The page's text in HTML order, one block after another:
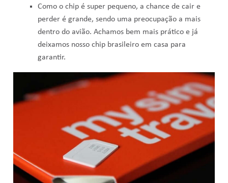
Como o chip é super pequeno, a chance de cair e
perder é grande, sendo uma preocupação a mais
dentro do avião. Achamos bem mais prático e já
deixamos nosso chip brasileiro em casa para
garantir.